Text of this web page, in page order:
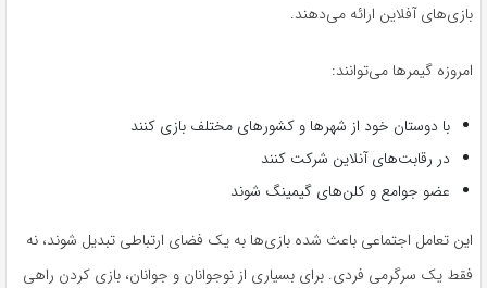
بازی‌های آفلاین ارائه می‌دهند.
امروزه گیمرها می‌توانند:
با دوستان خود از شهرها و کشورهای مختلف بازی کنند
در رقابت‌های آنلاین شرکت کنند
عضو جوامع و کلن‌های گیمینگ شوند
این تعامل اجتماعی باعث شده بازی‌ها به یک فضای ارتباطی تبدیل شوند، نه
فقط یک سرگرمی فردی. برای بسیاری از نوجوانان و جوانان، بازی کردن راهی